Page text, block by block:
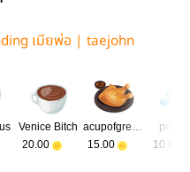
เมียพ่อ | taejohn
Venice Bitch
20.00
acupofgreentea
15.00
10.00